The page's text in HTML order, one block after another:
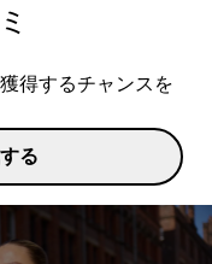
得するチャンスを
る